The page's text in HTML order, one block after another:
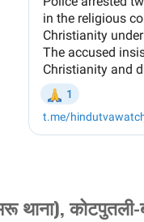
थाना), कोटपुतली-